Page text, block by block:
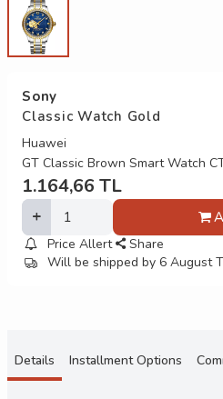
Sony
Classic Watch Gold
Huawei
GT Classic Brown Smart Watch
1.164,66 TL
Price Allert
Share
Will be shipped by 6 August
Details Installment Options